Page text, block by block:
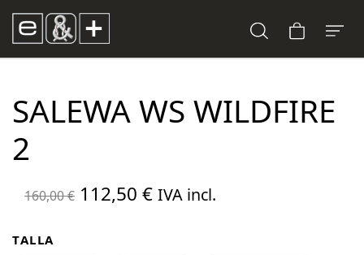
SALEWA WS WILDFIRE
2
160,00€ El
112,50 €El
IVA incl.
TALLA